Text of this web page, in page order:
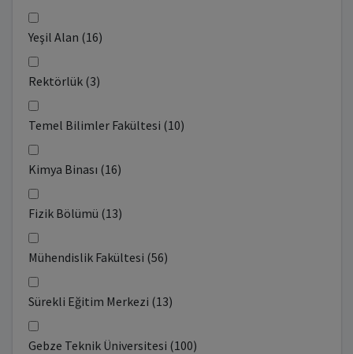
Yeşil Alan (16)
Rektörlük (3)
Temel Bilimler Fakültesi (10)
Kimya Binası (16)
Fizik Bölümü (13)
Mühendislik Fakültesi (56)
Sürekli Eğitim Merkezi (13)
Gebze Teknik Üniversitesi (100)